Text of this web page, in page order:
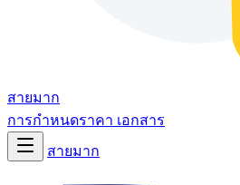
สายมาก
การกำหนดราคา เอกสาร
สายมาก